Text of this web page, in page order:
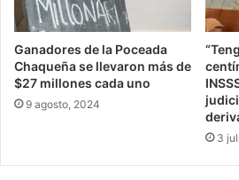
Ganadores de la Poceada
Chaqueña se llevaron más de
$27 millones cada uno
9 agosto, 2024
3